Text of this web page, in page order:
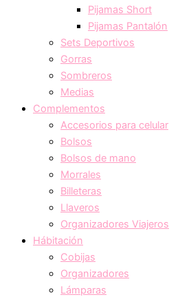
Pijamas Short
Pijamas Pantalón
Sets Deportivos
Gorras
Sombreros
Medias
Complementos
Accesorios para celular
Bolsos
Bolsos de mano
Morrales
Billeteras
Llaveros
Organizadores Viajeros
Hábitación
Cobijas
Organizadores
Lámparas